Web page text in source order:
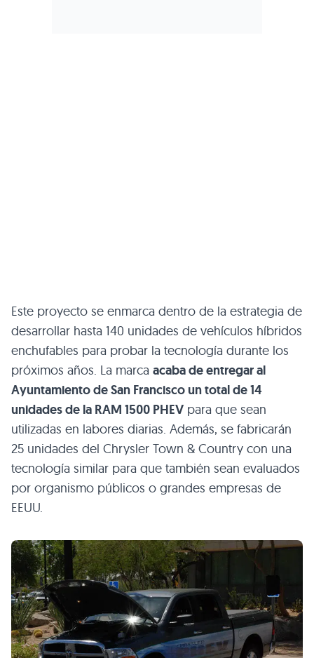
Este proyecto se enmarca dentro de la estrategia de
desarrollar hasta 140 unidades de vehículos híbridos
enchufables para probar la tecnología durante los
próximos años. La marca acaba de entregar al
Ayuntamiento de San Francisco un total de 14
unidades de la RAM 1500 PHEV para que sean
utilizadas en labores diarias. Además, se fabricarán
25 unidades del Chrysler Town & Country con una
tecnología similar para que también sean evaluados
por organismo públicos o grandes empresas de
EEUU.